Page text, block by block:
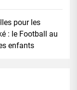
pour les
: le Football au
enfants